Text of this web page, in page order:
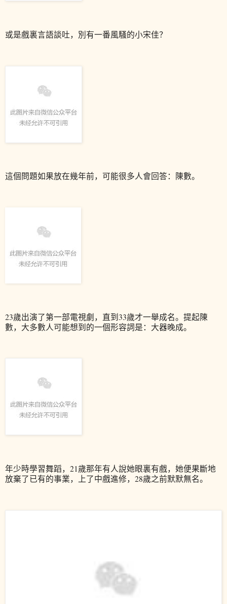
或是戲裏言語談吐， 別有一番風騷的小宋佳？
這個問題如果放在幾年前，可能很多人會回答： 陳數。
23歲出演了第一部電視劇，直到33歲才一舉成名。提起陳
數，大多數人可能想到的一個形容詞是：大器晚成。
年少時學習舞蹈，21歲那年有人說她眼裏有戲，她便果斷地
放棄了已有的事業，上了中戲進修， 28歲之前默默無名。